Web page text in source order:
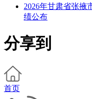
2026年甘肃省张掖
绩公布
分享到
首页